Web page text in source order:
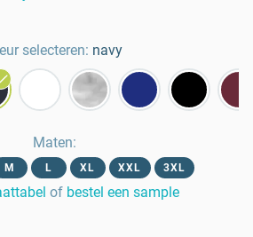
selecteren: navy
Maten:
M L XL XXL 3XL
of bestel een sample